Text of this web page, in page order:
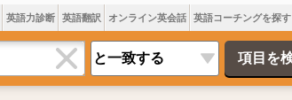
英語力診断 英語翻訳 オンライン英会話 英語コーチングを探す